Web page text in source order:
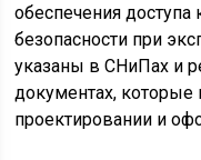
обеспечения
безопасности при
указаны в СНиПах и
документах,
проектировании и